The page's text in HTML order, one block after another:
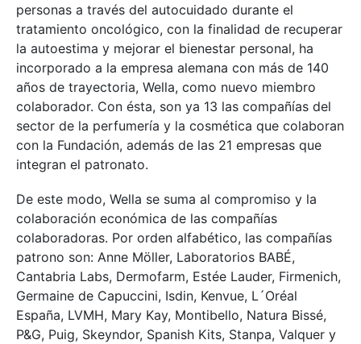
personas a través del autocuidado durante el
tratamiento oncológico, con la finalidad de recuperar
la autoestima y mejorar el bienestar personal, ha
incorporado a la empresa alemana con más de 140
años de trayectoria, Wella, como nuevo miembro
colaborador. Con ésta, son ya 13 las compañías del
sector de la perfumería y la cosmética que colaboran
con la Fundación, además de las 21 empresas que
integran el patronato.
De este modo, Wella se suma al compromiso y la
colaboración económica de las compañías
colaboradoras. Por orden alfabético, las compañías
patrono son: Anne Möller, Laboratorios BABÉ,
Cantabria Labs, Dermofarm, Estée Lauder, Firmenich,
Germaine de Capuccini, Isdin, Kenvue, L´Oréal
España, LVMH, Mary Kay, Montibello, Natura Bissé,
P&G, Puig, Skeyndor, Spanish Kits, Stanpa, Valquer y